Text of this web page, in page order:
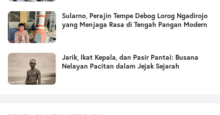
Sularno, Perajin Tempe Debog Lorog Ngadirojo
yang Menjaga Rasa di Tengah Pangan Modern
Jarik, Ikat Kepala, dan Pasir Pantai: Busana
Nelayan Pacitan dalam Jejak Sejarah